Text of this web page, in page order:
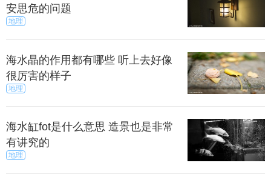
安思危的问题
地理
海水晶的作用都有哪些 听上去好像
很厉害的样子
地理
海水缸fot是什么意思 造景也是非常
有讲究的
地理